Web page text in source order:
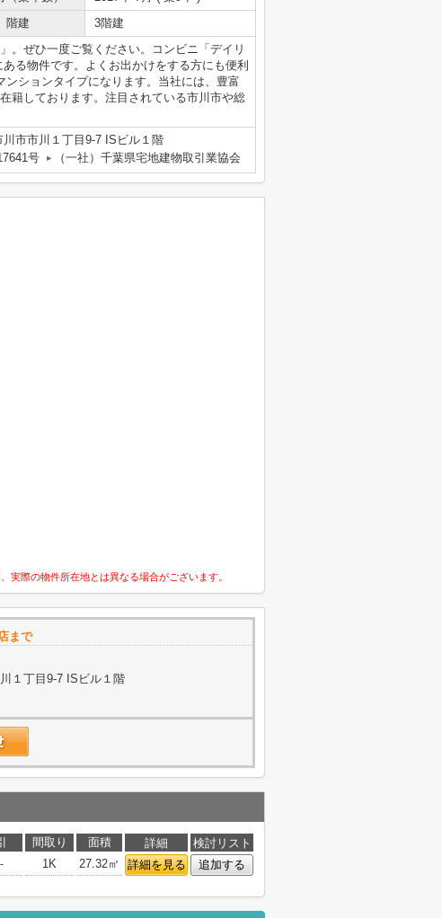
階建 3階建
。ぜひ一度ご覧ください。コンビニ「デイリ
る物件です。よくお出かけをする方にも便利
ションタイプになります。当社には、豊富
籍しております。注目されている市川市や総
川市市川１丁目9-7 ISビル１階
号 （一社）千葉県宅地建物取引業協会
際の物件所在地とは異なる場合がございます。
まで
１丁目9-7 ISビル１階
間取り 面積 詳細
検討リスト
- 1K 27.32㎡ 詳細を見る 追加する